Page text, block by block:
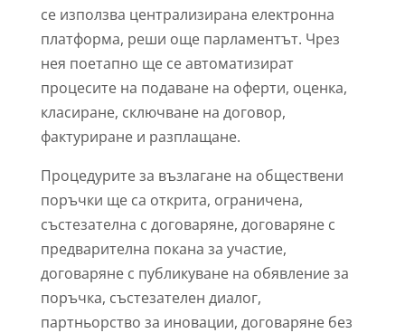
се използва централизирана електронна
платформа, реши още парламентът. Чрез
нея поетапно ще се автоматизират
процесите на подаване на оферти, оценка,
класиране, сключване на договор,
фактуриране и разплащане.
Процедурите за възлагане на обществени
поръчки ще са открита, ограничена,
състезателна с договаряне, договаряне с
предварителна покана за участие,
договаряне с публикуване на обявление за
поръчка, състезателен диалог,
партньорство за иновации, договаряне без